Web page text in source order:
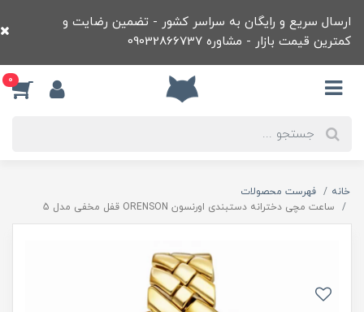
ارسال سریع و رایگان به سراسر کشور - تضمین رضایت و
کمترین قیمت بازار - مشاوره 09032866737
0
خانه
فهرست محصولات
ساعت مچی دخترانه دستبندی اورنسون ORENSON قفل مخفی مدل 5